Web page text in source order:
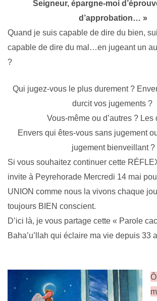
Seigneur, épargne-moi
d’approbation… »
Quand je suis capable de dire du bien,
capable de dire du mal…en jugeant un
?
Qui jugez-vous le plus durement ?
durcit vos jugements ?
Vous-même ou d’autres ? Les
Envers qui êtes-vous sans jugement
jugement bienveillant ?
Si vous souhaitez continuer cette
invite à Peyrehorade Mercredi 14 mai
UNION comme nous la vivons chaque
toujours BIEN conscient.
D’ici là, je vous partage cette « Parole
Baha’u’llah qui éclaire ma vie depuis 33